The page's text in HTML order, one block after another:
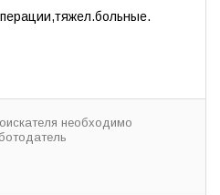
необходимо